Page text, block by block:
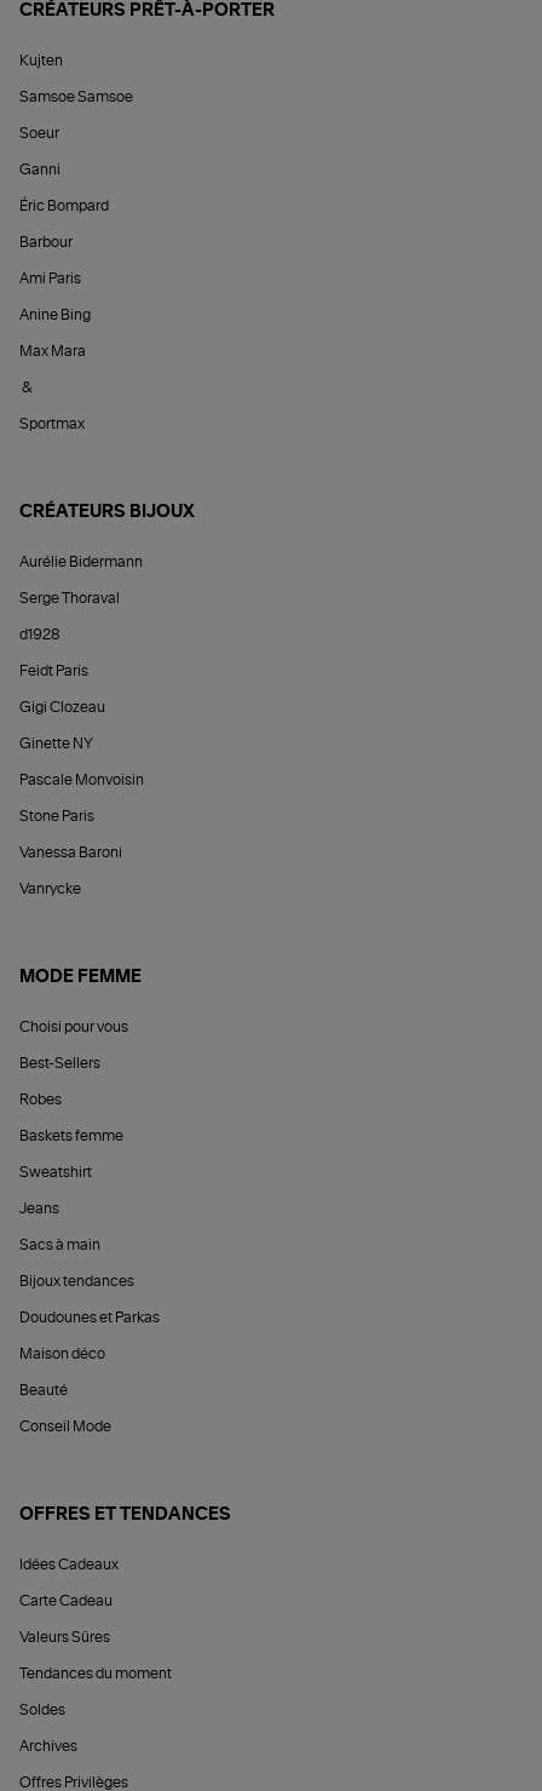
CRÉATEURS PRÊT-À-PORTER
Kujten
Samsoe Samsoe
Soeur
Ganni
Éric Bompard
Barbour
Ami Paris
Anine Bing
Max Mara
&
Sportmax
CRÉATEURS BIJOUX
Aurélie Bidermann
Serge Thoraval
d1928
Feidt Paris
Gigi Clozeau
Ginette NY
Pascale Monvoisin
Stone Paris
Vanessa Baroni
Vanrycke
MODE FEMME
Choisi pour vous
Best-Sellers
Robes
Baskets femme
Sweatshirt
Jeans
Sacs à main
Bijoux tendances
Doudounes et Parkas
Maison déco
Beauté
Conseil Mode
OFFRES ET TENDANCES
Idées Cadeaux
Carte Cadeau
Valeurs Sûres
Tendances du moment
Soldes
Archives
Offres Privilèges